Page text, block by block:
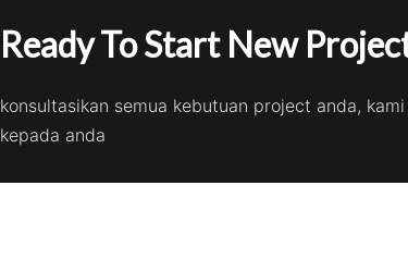
Ready To Start New
konsultasikan semua kebutuan project anda,
kepada anda